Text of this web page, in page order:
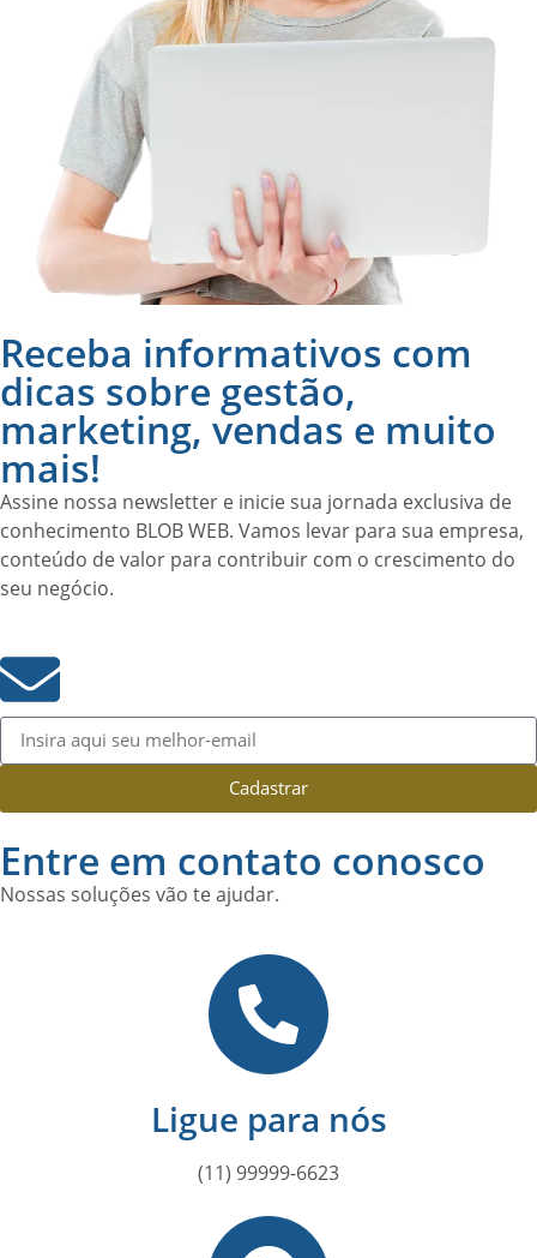
Receba informativos com
dicas sobre gestão,
marketing, vendas e muito
mais!
Assine nossa newsletter e inicie sua jornada exclusiva de
conhecimento BLOB WEB. Vamos levar para sua empresa,
conteúdo de valor para contribuir com o crescimento do
seu negócio.
Cadastrar
Entre em contato conosco
Nossas soluções vão te ajudar.
Ligue para nós
(11) 99999-6623